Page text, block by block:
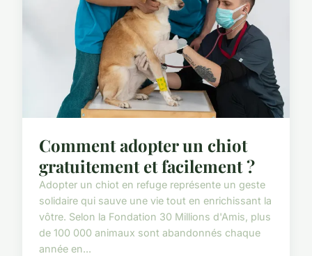
Comment adopter un chiot
gratuitement et facilement ?
Adopter un chiot en refuge représente un geste
solidaire qui sauve une vie tout en enrichissant la
vôtre. Selon la Fondation 30 Millions d'Amis, plus
de 100 000 animaux sont abandonnés chaque
année en...